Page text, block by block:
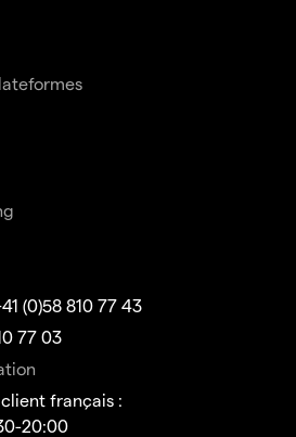
(0)58 810 77 43
77 03
français :
20:00